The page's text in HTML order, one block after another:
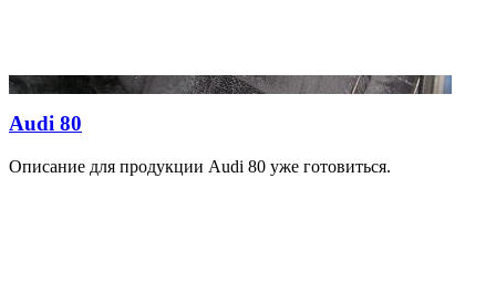
Audi 80
Описание для продукции Audi 80 уже готовиться.